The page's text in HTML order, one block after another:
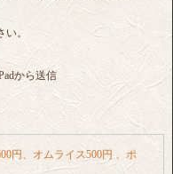
。
から送信
円、オムライス500円 、ポ